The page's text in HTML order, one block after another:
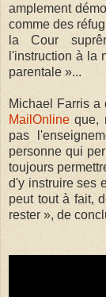
amplement
comme des
la Cour
l'instruction à la
parentale »...
Michael Farris a
MailOnline que,
pas
personne qui
toujours
d'y instruire ses
peut tout à fait,
rester », de